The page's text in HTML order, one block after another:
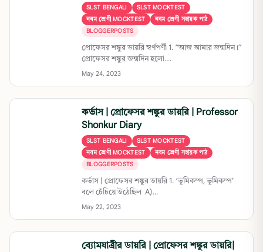
SLST BENGALI
SLST MOCKTEST
নবম শ্রেণী MOCKTEST
নবম শ্রেণী সহায়ক পাঠ
BLOGGERPOSTS
প্রোফেসর শঙ্কুর ডায়রি স্বর্ণপর্ণী 1. “আজ আমার জন্মদিন।”
প্রোফেসর শঙ্কুর জন্মদিন হলো...
May 24, 2023
কর্ভাস | প্রোফেসর শঙ্কুর ডায়রি | Professor
Shonkur Diary
SLST BENGALI
SLST MOCKTEST
নবম শ্রেণী MOCKTEST
নবম শ্রেণী সহায়ক পাঠ
BLOGGERPOSTS
কর্ভাস | প্রোফেসর শঙ্কুর ডায়রি 1. ‘ভূমিকম্প, ভূমিকম্প’
বলে চেঁচিয়ে উঠেছিল A)...
May 22, 2023
ব্যোমযাত্রীর ডায়রি | প্রোফেসর শঙ্কুর ডায়রি|